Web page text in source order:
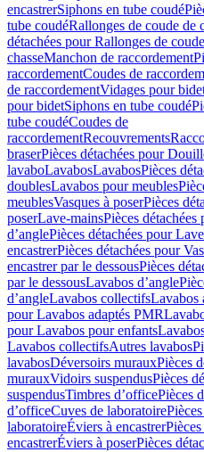
encastrerSiphons en tube coudé
tube coudéRallonges de coude de
détachées pour Rallonges de
chasseManchon de raccordement
raccordementCoudes de
de raccordementVidages pour
pour bidetSiphons en tube coudé
tube coudéCoudes de
raccordementRecouvrements
braserPièces détachées pour
lavaboLavabosLavabosPièces
doublesLavabos pour meubles
meublesVasques à poserPièces
poserLave-mainsPièces
d’anglePièces détachées pour
encastrerPièces détachées pour
encastrer par le dessousPièces
par le dessousLavabos d’angle
d’angleLavabos collectifsLavabos
pour Lavabos adaptés PMR
pour Lavabos pour enfants
Lavabos collectifsAutres lavabos
lavabosDéversoirs murauxPièces
murauxVidoirs suspendusPièces
suspendusTimbres dʼofficePièces
dʼofficeCuves de laboratoire
laboratoireÉviers à encastrer
encastrerÉviers à poserPièces